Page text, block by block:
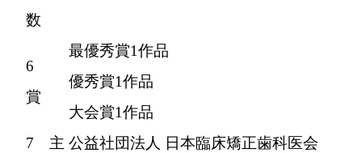
数
6
賞
最優秀賞1作品
優秀賞1作品
大会賞1作品
7 主 公益社団法人 日本臨床矯正歯科医会